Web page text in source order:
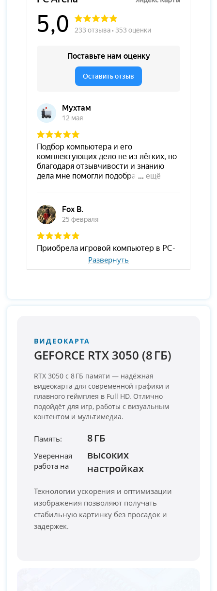
Развернуть
ВИДЕОКАРТА
GEFORCE RTX 3050 (8 ГБ)
RTX 3050 с 8 ГБ памяти — надёжная
видеокарта для современной графики и
плавного геймплея в Full HD. Отлично
подойдёт для игр, работы с визуальным
контентом и мультимедиа.
Память: 8 ГБ
Уверенная
работа на
высоких
настройках
Технологии ускорения и оптимизации
изображения позволяют получать
стабильную картинку без просадок и
задержек.